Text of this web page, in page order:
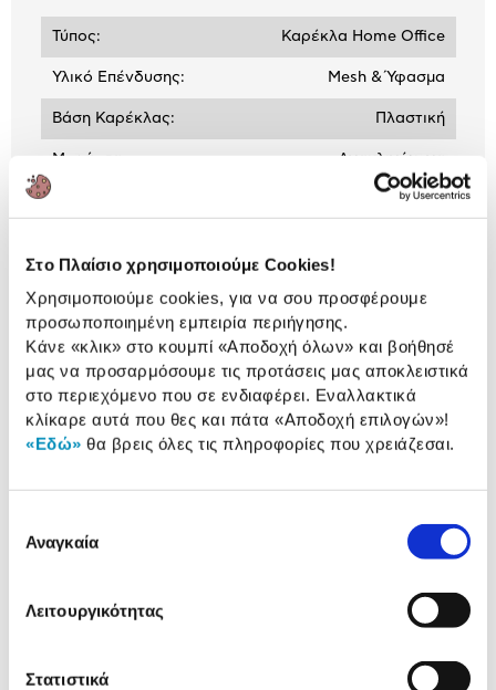
Στο Πλαίσιο χρησιμοποιούμε Cookies!
Χρησιμοποιούμε cookies, για να σου προσφέρουμε
προσωποποιημένη εμπειρία περιήγησης.
Κάνε «κλικ» στο κουμπί «Αποδοχή όλων» και βοήθησέ
μας να προσαρμόσουμε τις προτάσεις μας αποκλειστικά
στο περιεχόμενο που σε ενδιαφέρει. Εναλλακτικά
κλίκαρε αυτά που θες και πάτα «Αποδοχή επιλογών»!
«Εδώ» θα βρεις όλες τις πληροφορίες που χρειάζεσαι.
συγκατάθεσης
Αναγκαία
Λειτουργικότητας
Στατιστικά
Τύπος: Καρέκλα Home Office
Υλικό Επένδυσης: Mesh & Ύφασμα
Βάση Καρέκλας: Πλαστική
Μπράτσα: Ανακλινόμενα
ΒΛΕΠΕΙΣ:
@Work Καρέκλα Γραφείου Seetee
Blue
159,00 €
Συνδύασέτο με